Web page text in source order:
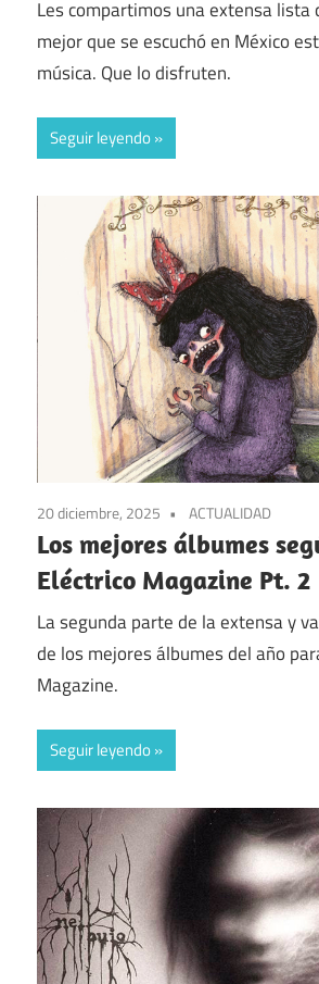
Les compartimos una extensa lista
mejor que se escuchó en México
música. Que lo disfruten.
Seguir leyendo
20 diciembre, 2025 ACTUALIDAD
Los mejores álbumes
Eléctrico Magazine Pt. 2
La segunda parte de la extensa y
de los mejores álbumes del año
Magazine.
Seguir leyendo